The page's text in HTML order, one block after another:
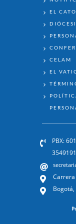
EL
CELAM
EL
PBX:
3549191
Carrera